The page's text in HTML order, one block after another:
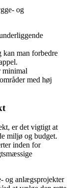
og
man forbedre
med høj
er det vigtigt at
miljø og budget.
inden for
og anlægsprojekter